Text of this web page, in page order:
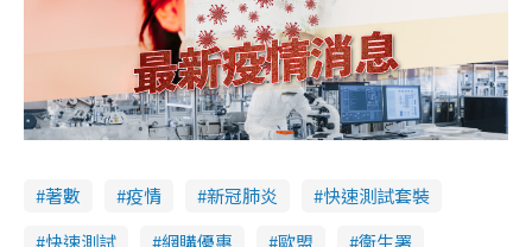
著數 疫情 新冠肺炎
快速測試套裝